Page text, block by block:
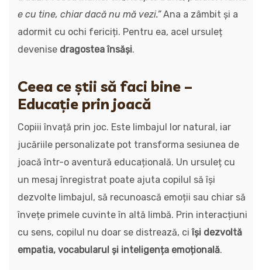
e cu tine, chiar dacă nu mă vezi.”Ana a zâmbit și a
adormit cu ochi fericiți. Pentru ea, acel ursuleț
devenise dragostea însăși.
Ceea ce știi să faci bine –
Educație prin joacă
Copiii învață prin joc. Este limbajul lor natural, iar
jucăriile personalizate pot transforma sesiunea de
joacă într-o aventură educațională. Un ursuleț cu
un mesaj înregistrat poate ajuta copilul să își
dezvolte limbajul, să recunoască emoții sau chiar să
învețe primele cuvinte în altă limbă. Prin interacțiuni
cu sens, copilul nu doar se distrează, ciîși dezvoltă
empatia, vocabularul și inteligența emoțională.